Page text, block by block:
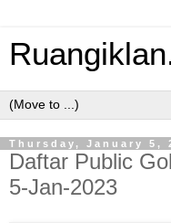
Thursday, January 5,
Daftar Public
5-Jan-2023